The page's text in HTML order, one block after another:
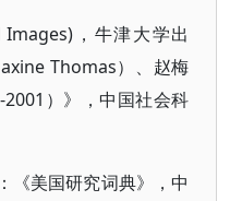
，牛津大学出
Thomas）、赵梅
）》，中国社会科
《美国研究词典》，中